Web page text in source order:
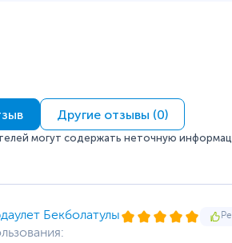
с гибкой конструкцией защелок
Type-C Data с гибкой защелкой
Другие отзывы (0)
могут содержать неточную
Бекболатулы